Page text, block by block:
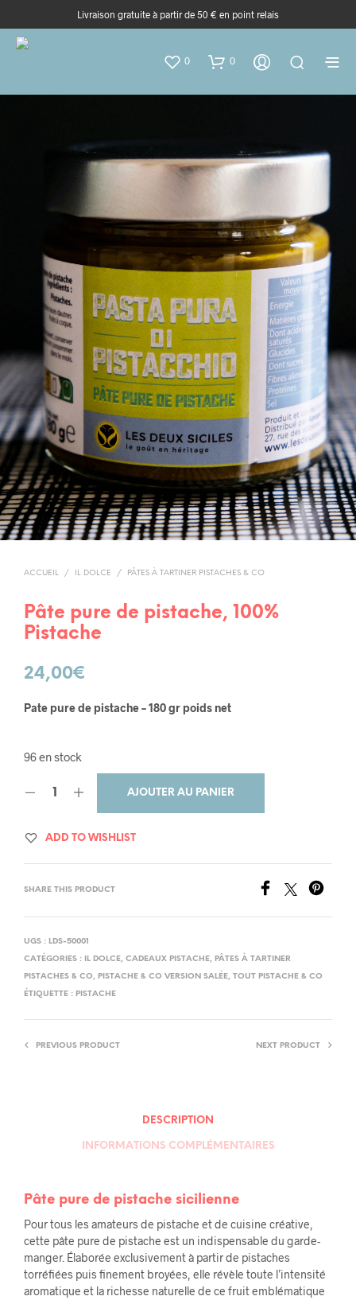
Livraison gratuite à partir de 50 € en point relais
0 0
ACCUEIL / IL DOLCE / PÂTES À TARTINER PISTACHES & CO
Pâte pure de pistache, 100%
Pistache
24,00€
Pate pure de pistache – 180 gr poids net
96 en stock
AJOUTER AU PANIER
ADD TO WISHLIST
SHARE THIS PRODUCT
UGS : LDS-50001
CATÉGORIES :
IL DOLCE, CADEAUX PISTACHE, PÂTES À TARTINER
PISTACHES & CO, PISTACHE & CO VERSION SALÉE, TOUT PISTACHE & CO
ÉTIQUETTE : PISTACHE
PREVIOUS PRODUCT NEXT PRODUCT
DESCRIPTION
INFORMATIONS COMPLÉMENTAIRES
Pâte pure de pistache sicilienne
Pour tous les amateurs de pistache et de cuisine créative,
cette pâte pure de pistache est un indispensable du garde-
manger. Élaborée exclusivement à partir de pistaches
torréfiées puis finement broyées, elle révèle toute l’intensité
aromatique et la richesse naturelle de ce fruit emblématique